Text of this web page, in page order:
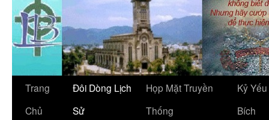
Trang
Chủ
Đôi Dòng Lịch
Sử
Họp Mặt Truyền
Thống
Kỷ
Bích